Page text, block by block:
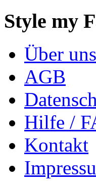
Style my
Über uns
AGB
Hilfe /
Kontakt